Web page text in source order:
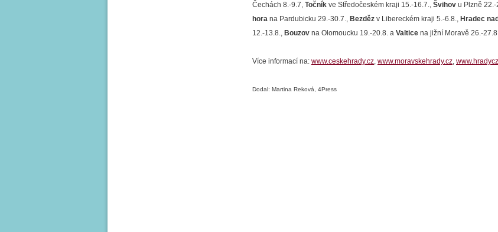
Čechách 8.-9.7, Točník ve Středočeském kraji 15.-16.7., Švihov u Plzně 22.-
hora na Pardubicku 29.-30.7., Bezděz v Libereckém kraji 5.-6.8., Hradec
12.-13.8., Bouzov na Olomoucku 19.-20.8. a Valtice na jižní Moravě 26.-
Více informací na: www.ceskehrady.cz, www.moravskehrady.cz,
Dodal: Martina Reková, 4Press